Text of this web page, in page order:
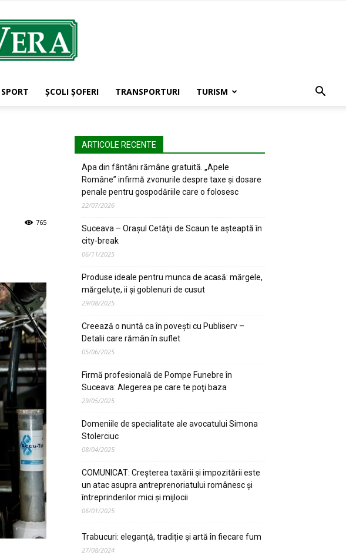
SPORT ŞCOLI ŞOFERI TRANSPORTURI TURISM
765
ARTICOLE RECENTE
Apa din fântâni rămâne gratuită. „Apele
Române” infirmă zvonurile despre taxe și dosare
penale pentru gospodăriile care o folosesc
22/07/2026
Suceava – Oraşul Cetăţii de Scaun te aşteaptă în
city-break
06/11/2025
Produse ideale pentru munca de acasă: mărgele,
mărgeluţe, ii şi goblenuri de cusut
29/08/2025
Creează o nuntă ca în poveşti cu Publiserv –
Detalii care rămân în suflet
05/06/2025
Firmă profesională de Pompe Funebre în
Suceava: Alegerea pe care te poţi baza
29/05/2025
Domeniile de specialitate ale avocatului Simona
Stolerciuc
08/04/2025
COMUNICAT: Creșterea taxării și impozitării este
un atac asupra antreprenoriatului românesc și
întreprinderilor mici și mijlocii
06/01/2025
Trabucuri: eleganță, tradiție și artă în fiecare fum
27/08/2024